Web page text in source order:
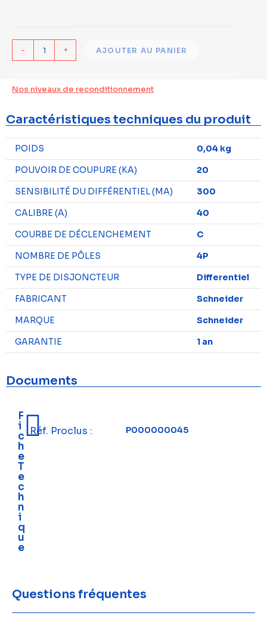
- + AJOUTER AU PANIER
Nos niveaux de reconditionnement
Caractéristiques techniques du produit
POIDS
0,04 kg
POUVOIR DE COUPURE (KA)
20
SENSIBILITÉ DU DIFFÉRENTIEL (MA)
300
CALIBRE (A)
40
COURBE DE DÉCLENCHEMENT
C
NOMBRE DE PÔLES
4P
TYPE DE DISJONCTEUR
Differentiel
FABRICANT
Schneider
MARQUE
Schneider
GARANTIE
1 an
Documents
F
i
c
h
e
T
e
c
h
n
i
q
u
e
Réf. Proclus : P000000045
Questions fréquentes